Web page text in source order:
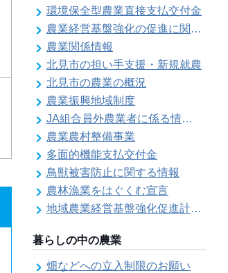
環境保全型農業直接支払交付金
農業経営基盤強化の促進に関する基本構想
農業関係情報
北見市の担い手支援・新規就農
北見市の農業の概況
農業振興地域制度
JA組合員外農業者に係る情報登録
農業農村整備事業
多面的機能支払交付金
鳥獣被害防止に関する情報
農林漁業をはぐくむ宣言
地域農業経営基盤強化促進計画（地域計画）について
暮らしの中の農業
畑などへの立入制限のお願い